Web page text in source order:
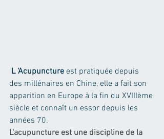
L ‘Acupuncture est pratiquée depuis
des millénaires en Chine, elle a fait son
apparition en Europe à la fin du XVIIIème
siècle et connaît un essor depuis les
années 70.
L'acupuncture est une discipline de la